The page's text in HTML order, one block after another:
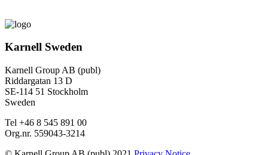
Karnell Sweden
Karnell Group AB (publ)
Riddargatan 13 D
SE-114 51 Stockholm
Sweden
Tel +46 8 545 891 00
Org.nr. 559043-3214